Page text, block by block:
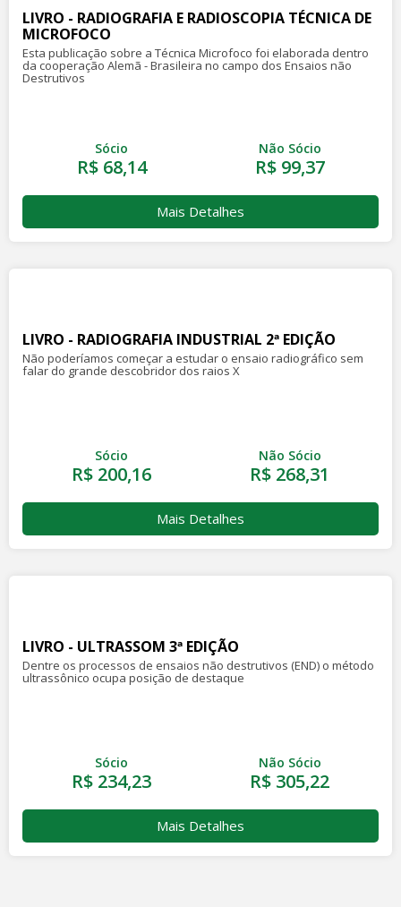
LIVRO - RADIOGRAFIA E RADIOSCOPIA TÉCNICA DE
MICROFOCO
Esta publicação sobre a Técnica Microfoco foi elaborada dentro
da cooperação Alemã - Brasileira no campo dos Ensaios não
Destrutivos
Sócio
R$ 68,14
Não Sócio
R$ 99,37
Mais Detalhes
LIVRO - RADIOGRAFIA INDUSTRIAL 2ª EDIÇÃO
Não poderíamos começar a estudar o ensaio radiográfico sem
falar do grande descobridor dos raios X
Sócio
R$ 200,16
Não Sócio
R$ 268,31
Mais Detalhes
LIVRO - ULTRASSOM 3ª EDIÇÃO
Dentre os processos de ensaios não destrutivos (END) o método
ultrassônico ocupa posição de destaque
Sócio
R$ 234,23
Não Sócio
R$ 305,22
Mais Detalhes